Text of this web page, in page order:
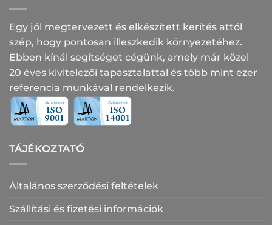
Egy jól megtervezett és elkészített kerítés attól
szép, hogy pontosan illeszkedik környezetéhez.
Ebben kínál segítséget cégünk, amely már közel
20 éves kivitelezői tapasztalattal és több mint ezer
referencia munkával rendelkezik.
TÁJÉKOZTATÓ
Általános szerződési feltételek
Szállítási és fizetési információk